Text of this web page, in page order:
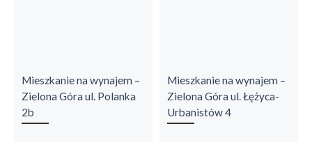
Mieszkanie na wynajem –
Zielona Góra ul. Polanka
2b
Mieszkanie na wynajem –
Zielona Góra ul. Łężyca-
Urbanistów 4